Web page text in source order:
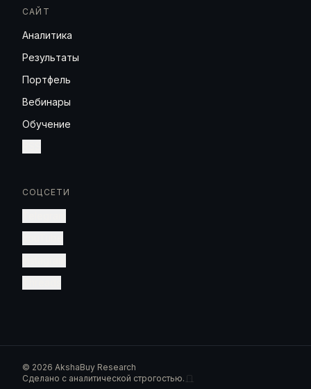
САЙТ
Аналитика
Результаты
Портфель
Вебинары
Обучение
СОЦСЕТИ
© 2026 AkshaBuy Research
Сделано с аналитической строгостью.